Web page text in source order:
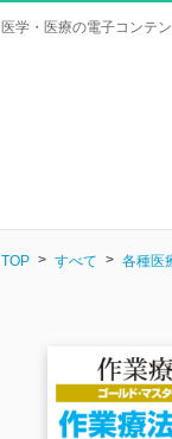
医学・医療の電子コンテ
TOP すべて 各種医